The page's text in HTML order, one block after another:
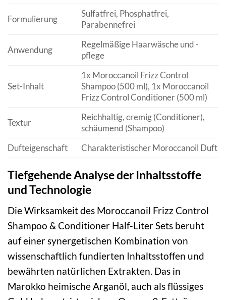
Formulierung
Sulfatfrei, Phosphatfrei,
Parabennefrei
Anwendung
Regelmäßige Haarwäsche und -
pflege
Set-Inhalt
1x Moroccanoil Frizz Control
Shampoo (500 ml), 1x Moroccanoil
Frizz Control Conditioner (500 ml)
Textur
Reichhaltig, cremig (Conditioner),
schäumend (Shampoo)
Dufteigenschaft
Charakteristischer Moroccanoil Duft
Tiefgehende Analyse der Inhaltsstoffe
und Technologie
Die Wirksamkeit des Moroccanoil Frizz Control
Shampoo & Conditioner Half-Liter Sets beruht
auf einer synergetischen Kombination von
wissenschaftlich fundierten Inhaltsstoffen und
bewährten natürlichen Extrakten. Das in
Marokko heimische Arganöl, auch als flüssiges